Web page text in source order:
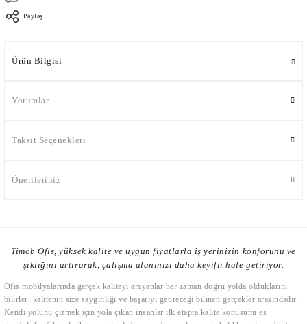
Paylaş
Ürün Bilgisi
Yorumlar
Taksit Seçenekleri
Önerileriniz
Timob Ofis, yüksek kalite ve uygun fiyatlarla iş yerinizin konforunu ve
şıklığını artırarak, çalışma alanınızı daha keyifli hale getiriyor.
Ofis mobilyalarında gerçek kaliteyi arayanlar her zaman doğru yolda olduklarını
bilirler, kalitenin size saygınlığı ve başarıyı getireceği bilinen gerçekler arasındadır.
Kendi yolunu çizmek için yola çıkan insanlar ilk etapta kalite konusunu es